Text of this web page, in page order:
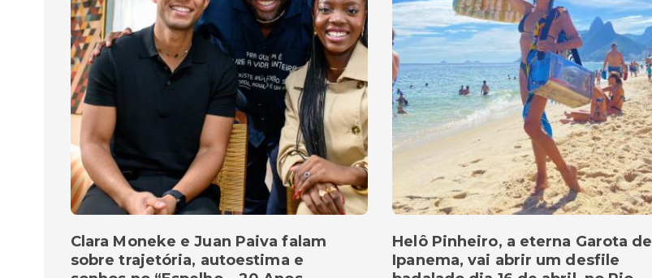
Helô Pinheiro, a eterna Garota de
Ipanema, vai abrir um desfile
Clara Moneke e Juan Paiva falam
sobre trajetória, autoestima e